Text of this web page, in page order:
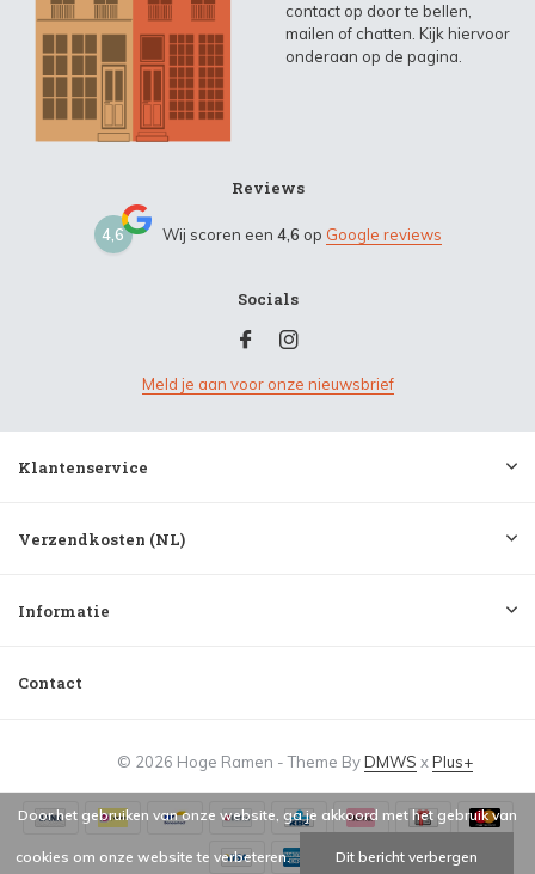
contact op door te bellen,
mailen of chatten. Kijk hiervoor
onderaan op de pagina.
Reviews
4,6 Wij scoren een 4,6 op Google reviews
Socials
Meld je aan voor onze nieuwsbrief
Klantenservice
Verzendkosten (NL)
Informatie
Contact
© 2026 Hoge Ramen - Theme ByDMWS xPlus+
Door het gebruiken van onze website, ga je akkoord met het gebruik van
cookies om onze website te verbeteren. Dit bericht verbergen